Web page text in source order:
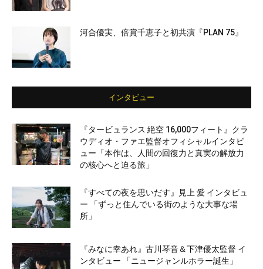
河合優実、倍賞千恵子と初共演『PLAN 75』
インタビュー
『タービュランス 絶空 16,000フィート』クラ
ウディオ・ファエ監督オフィシャルインタビ
ュー「本作は、人間の回復力と真実の解放力
の核心へと迫る旅」
『すべての夜を思いだす』見上 愛 インタビュ
ー 「ずっと住んでいる街のような大事な場
所」
『みなに幸あれ』古川琴音＆下津優太監督 イ
ンタビュー 「ニュージャンルホラー誕生」